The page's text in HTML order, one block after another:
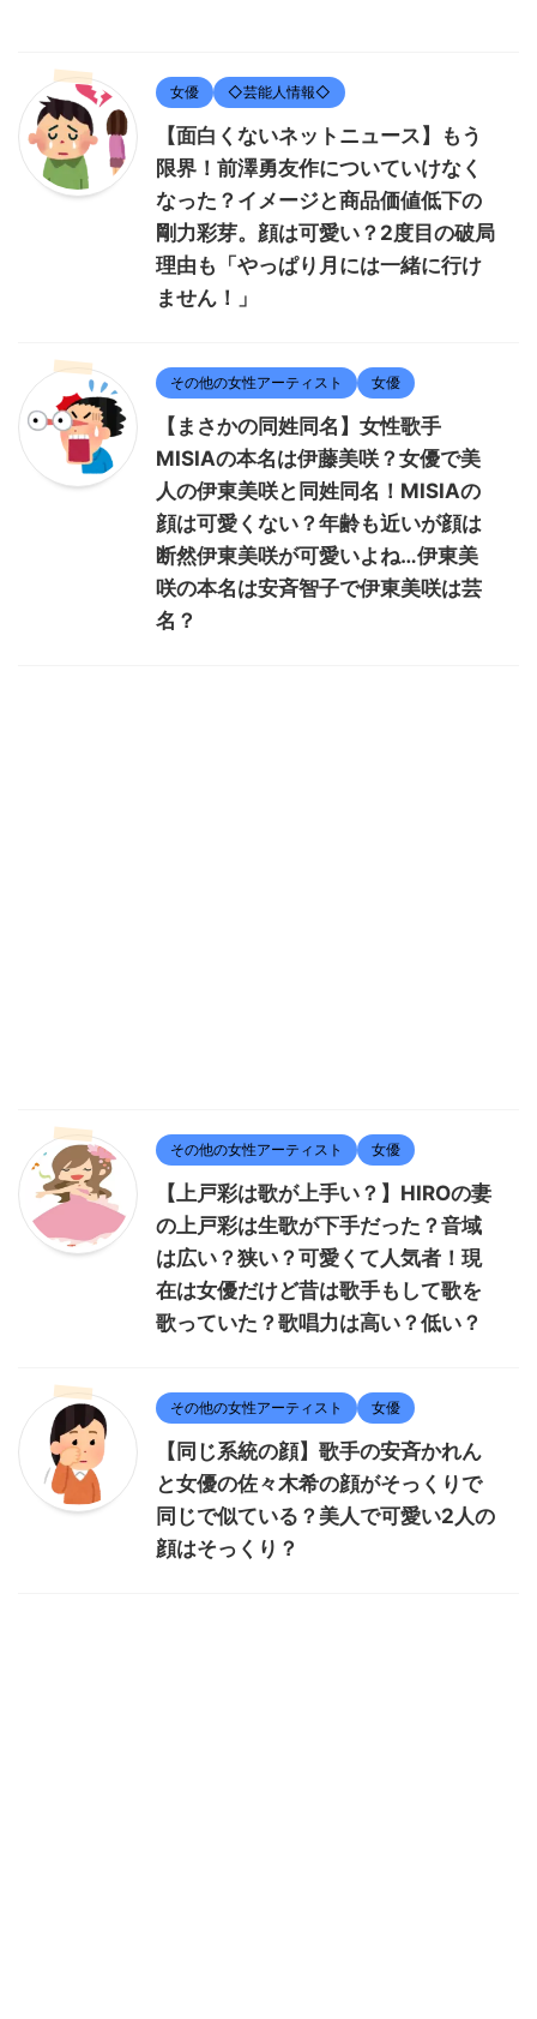
女優 ◇芸能人情報◇
【面白くないネットニュース】もう
限界！前澤勇友作についていけなく
なった？イメージと商品価値低下の
剛力彩芽。顔は可愛い？2度目の破局
理由も「やっぱり月には一緒に行け
ません！」
その他の女性アーティスト 女優
【まさかの同姓同名】女性歌手
MISIAの本名は伊藤美咲？女優で美
人の伊東美咲と同姓同名！MISIAの
顔は可愛くない？年齢も近いが顔は
断然伊東美咲が可愛いよね…伊東美
咲の本名は安斉智子で伊東美咲は芸
名？
その他の女性アーティスト 女優
【上戸彩は歌が上手い？】HIROの妻
の上戸彩は生歌が下手だった？音域
は広い？狭い？可愛くて人気者！現
在は女優だけど昔は歌手もして歌を
歌っていた？歌唱力は高い？低い？
その他の女性アーティスト 女優
【同じ系統の顔】歌手の安斉かれん
と女優の佐々木希の顔がそっくりで
同じで似ている？美人で可愛い2人の
顔はそっくり？